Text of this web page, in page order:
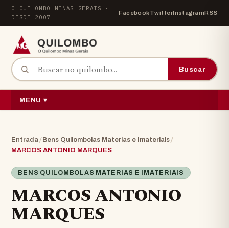
Pular para o conteúdo
O QUILOMBO MINAS GERAIS ·
DESDE 2007
FacebookTwitterInstagramRSS
Buscar por: Buscar
MENU ▾
Entrada/ Bens Quilombolas Materias e Imateriais/
MARCOS ANTONIO MARQUES
BENS QUILOMBOLAS MATERIAS E IMATERIAIS
MARCOS ANTONIO
MARQUES